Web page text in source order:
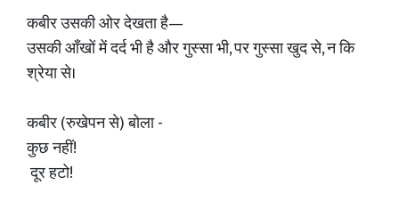
कबीर उसकी ओर देखता है—
उसकी आँखों में दर्द भी है और गुस्सा भी, पर गुस्सा खुद से, न कि
श्रेया से।
कबीर (रुखेपन से) बोला -
कुछ नहीं!
दूर हटो!